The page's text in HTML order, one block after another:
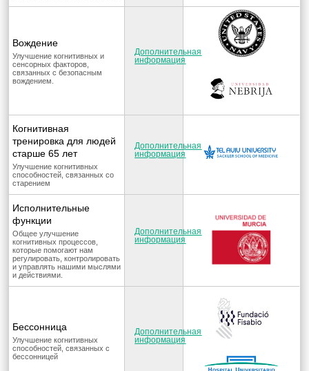
Вождение
Улучшение когнитивных и
сенсорных факторов,
связанных с безопасным
вождением.
Дополнительная
информация
Когнитивная
тренировка для людей
старше 65 лет
Улучшение когнитивных
способностей, связанных со
старением
Дополнительная
информация
Исполнительные
функции
Общее улучшение
когнитивных процессов,
которые помогают нам
регулировать, контролировать
и управлять нашими мыслями
и действиями.
Дополнительная
информация
Бессонница
Улучшение когнитивных
способностей, связанных с
бессонницей
Дополнительная
информация